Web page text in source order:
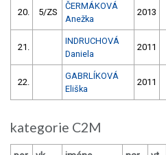
20. 5/ZS
ČERMÁKOVÁ
Anežka
2013
21.
INDRUCHOVÁ
Daniela
2011
22.
GABRLÍKOVÁ
Eliška
2011
kategorie C2M